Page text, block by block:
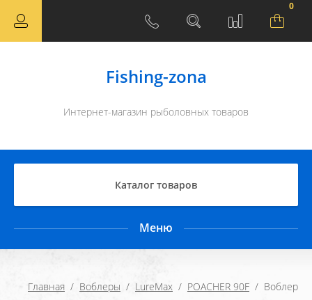
0
Fishing-zona
Интернет-магазин рыболовных товаров
Каталог товаров
Меню
Главная
  /
Воблеры
  /
LureMax
  /
POACHER 90F
/  Воблер